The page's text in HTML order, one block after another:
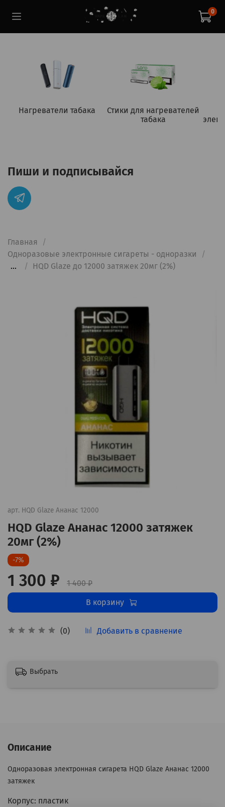
0
Нагреватели табака
Стики для нагревателей
табака
Главная
Одноразовые электронные сигареты - одноразки
...
HQD Glaze до 12000 затяжек 20мг (2%)
арт. HQD Glaze Ананас 12000
HQD Glaze Ананас 12000 затяжек
20мг (2%)
(0) Добавить в сравнение
-7%
1 300 ₽
1 400 ₽
В корзину
Выбрать
Описание
Одноразовая электронная сигарета HQD Glaze Ананас 12000
затяжек
Корпус: пластик
Пиши и подписывайся